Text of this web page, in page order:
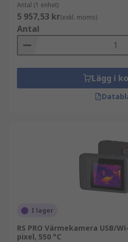
Antal (1 enhet)
5 957,53 kr(exkl. moms)
Antal
Lägg i
I lager
RS PRO Värmekamera USB/
pixel, 550 °C